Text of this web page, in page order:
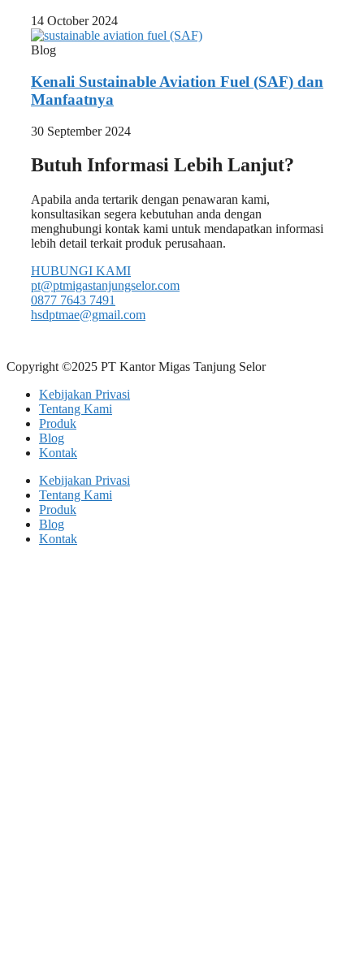
14 October 2024
Blog
Kenali Sustainable Aviation Fuel (SAF) dan
Manfaatnya
30 September 2024
Butuh Informasi Lebih Lanjut?
Apabila anda tertarik dengan penawaran kami,
konsultasikan segera kebutuhan anda dengan
menghubungi kontak kami untuk mendapatkan informasi
lebih detail terkait produk perusahaan.
HUBUNGI KAMI
pt@ptmigastanjungselor.com
0877 7643 7491
hsdptmae@gmail.com
Copyright ©2025 PT Kantor Migas Tanjung Selor
Kebijakan Privasi
Tentang Kami
Produk
Blog
Kontak
Kebijakan Privasi
Tentang Kami
Produk
Blog
Kontak